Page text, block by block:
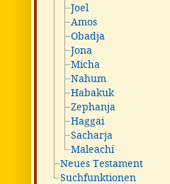
Joel
Amos
Obadja
Jona
Micha
Nahum
Habakuk
Zephanja
Haggai
Sacharja
Maleachi
Neues Testament
Suchfunktionen